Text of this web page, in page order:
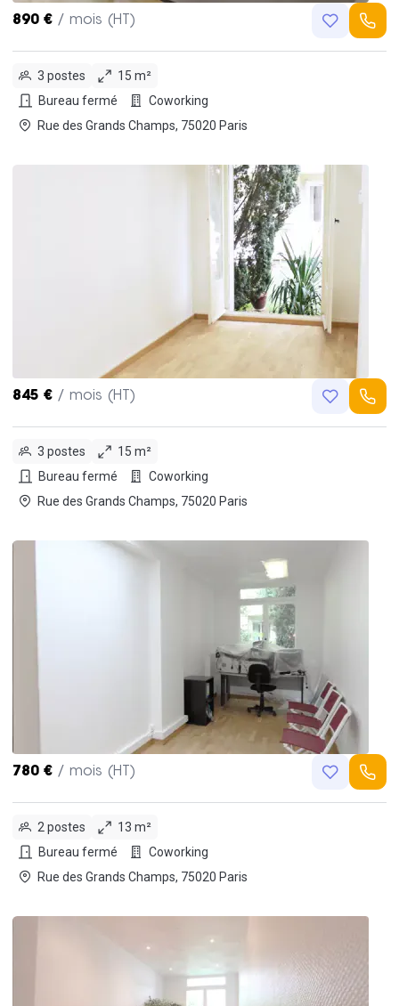
890 € / mois (HT)
3 postes
15 m²
Bureau fermé
Coworking
Rue des Grands Champs, 75020 Paris
845 € / mois (HT)
3 postes
15 m²
Bureau fermé
Coworking
Rue des Grands Champs, 75020 Paris
780 € / mois (HT)
2 postes
13 m²
Bureau fermé
Coworking
Rue des Grands Champs, 75020 Paris